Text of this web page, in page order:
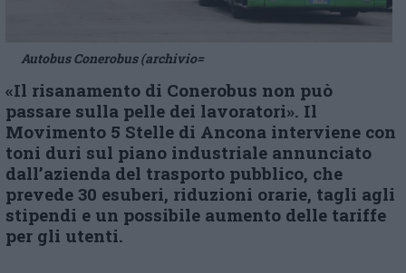
Autobus Conerobus (archivio=
«Il risanamento di Conerobus non può
passare sulla pelle dei lavoratori». Il
Movimento 5 Stelle di Ancona interviene con
toni duri sul piano industriale annunciato
dall’azienda del trasporto pubblico, che
prevede 30 esuberi, riduzioni orarie, tagli agli
stipendi e un possibile aumento delle tariffe
per gli utenti.